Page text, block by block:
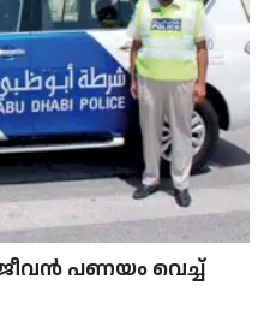
പണയം വെച്ച്